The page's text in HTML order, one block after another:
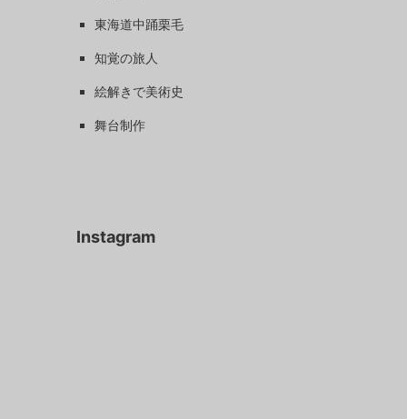
東海道中踊栗毛
知覚の旅人
絵解きで美術史
舞台制作
Instagram